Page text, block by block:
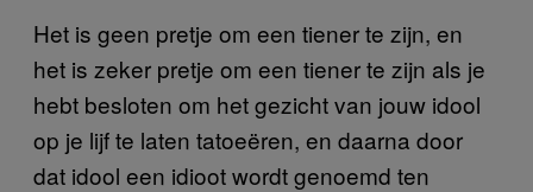
Het is geen pretje om een tiener te zijn, en
het is zeker pretje om een tiener te zijn als je
hebt besloten om het gezicht van jouw idool
op je lijf te laten tatoeëren, en daarna door
dat idool een idioot wordt genoemd ten